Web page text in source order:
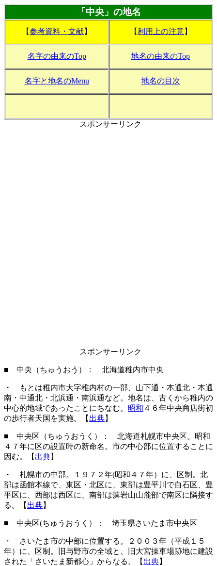
「中央」の地名
【参考資料・文献】 【利用上の注意】
名字の由来のTop 地名の由来のTop
名字と地名のMenu 地名の目次
スポンサーリンク
スポンサーリンク
■ 中央（ちゅうおう）： 北海道稚内市中央
・ もとは稚内市大字稚内村の一部、山下通・本通北・本通
南・中通北・北浜通・南浜通など。地名は、古くから稚内の
中心的地域であったことにちなむ。 昭和 ４６年中央商店街初
の歩行者天国を実施。【 出典】
■ 中央区（ちゅうおうく）： 北海道札幌市中央区。昭和
４７年に区の設置時の新命名。市の中心部に位置することに
因む。【 出典】
・ 札幌市の中部。１９７２年(昭和４７年）に、区制。北
部は函館本線で、東区・北区に、東部は豊平川で白石区、豊
平区に、西部は西区に、南部は藻岩山山麓部で南区に隣接す
る。【 出典】
■ 中央区(ちゅうおうく）： 埼玉県さいたま市中央区
・ さいたま市の中部に位置する。２００３年（平成１５
年）に、区制。旧与野市の全域と、旧大宮操車場跡地に建設
された「さいたま新都心」からなる。【 出典】